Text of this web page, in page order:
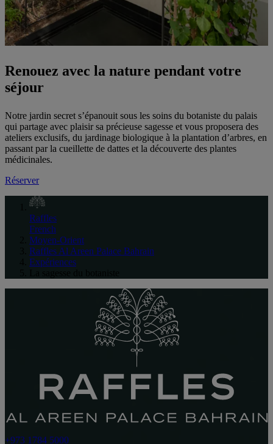
Renouez avec la nature pendant votre
séjour
Notre jardin secret s’épanouit sous les soins du botaniste du palais
qui partage avec plaisir sa précieuse sagesse et vous proposera des
ateliers exclusifs, du jardinage biologique à la plantation d’arbres, en
passant par la cueillette de dattes et la découverte des plantes
médicinales.
Réserver
Raffles
French
Moyen-Orient
Raffles Al Areen Palace Bahrain
Expériences
+973 1784 5000